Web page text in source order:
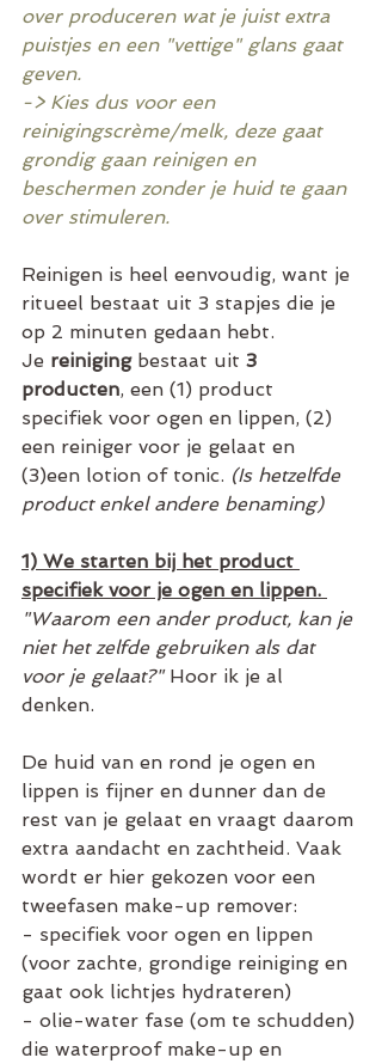
over produceren wat je juist extra
puistjes en een "vettige" glans gaat
geven.
-> Kies dus voor een
reinigingscrème/melk, deze gaat
grondig gaan reinigen en
beschermen zonder je huid te gaan
over stimuleren.
Reinigen is heel eenvoudig, want je
ritueel bestaat uit 3 stapjes die je
op 2 minuten gedaan hebt.
Je reiniging bestaat uit 3
producten, een (1) product
specifiek voor ogen en lippen, (2)
een reiniger voor je gelaat en
(3)een lotion of tonic. (Is hetzelfde
product enkel andere benaming)
1) We starten bij het product
specifiek voor je ogen en lippen.
"Waarom een ander product, kan je
niet het zelfde gebruiken als dat
voor je gelaat?" Hoor ik je al
denken.
De huid van en rond je ogen en
lippen is fijner en dunner dan de
rest van je gelaat en vraagt daarom
extra aandacht en zachtheid. Vaak
wordt er hier gekozen voor een
tweefasen make-up remover:
- specifiek voor ogen en lippen
(voor zachte, grondige reiniging en
gaat ook lichtjes hydrateren)
- olie-water fase (om te schudden)
die waterproof make-up en